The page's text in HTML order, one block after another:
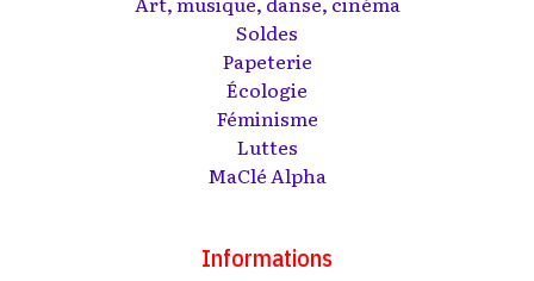
Soldes
Papeterie
Écologie
Féminisme
Luttes
MaClé Alpha
Informations